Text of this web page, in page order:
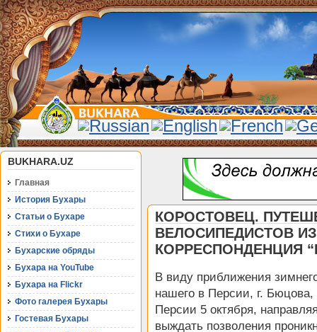
BUKHARA.UZ
Главная
История Бухары
Статьи о Бухаре
Стихи о Бухаре
Бухарские обряды
Бухара на YouTube
Бухара на Flickr
Фото галерея Бухары
Гостевая Бухары
КОРОСТОВЕЦ.
ВЕЛОСИПЕДИСТОВ
КОРРЕСПОНДЕНЦИЯ
В виду приближения
нашего в Персии, г.
Персии 5 октября,
выждать позволения